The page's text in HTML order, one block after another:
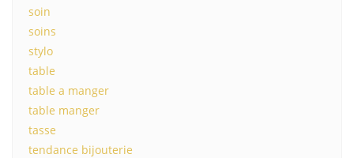
soin
soins
stylo
table
table a manger
table manger
tasse
tendance bijouterie